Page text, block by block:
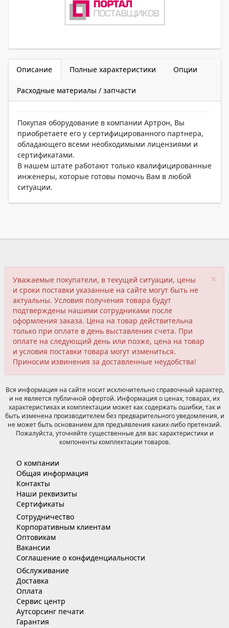
Описание Полные характеристики Опции
Расходные материалы / запчасти
Покупая оборудование в компании Артрон, Вы
приобретаете его у сертифицированного партнера,
обладающего всеми необходимыми лицензиями и
сертификатами.
В нашем штате работают только квалифицированные
инженеры, которые готовы помочь Вам в любой
ситуации.
×
Уважаемые покупатели, в текущей ситуации, цены
и сроки поставки указанные на сайте могут быть не
актуальны. Условия получения товара будут
подтверждены нашими сотрудниками после
оформления заказа. Цена на товар действительна
только при оплате в день выставления счета. При
оплате на следующий день или позже, цена на товар
и условия поставки товара могут измениться.
Приносим извинения за доставленные неудобства!
Вся информация на сайте носит исключительно справочный характер,
и не является публичной офертой. Информация о ценах, товарах, их
характеристиках и комплектации может как содержать ошибки, так и
быть изменена производителем без предварительного уведомления, и
не может быть основанием для предъявления каких-либо претензий.
Пожалуйста, уточняйте существенные для вас характеристики и
компоненты комплектации товаров.
О компании
Общая информация
Контакты
Наши реквизиты
Сертификаты
Сотрудничество
Корпоративным клиентам
Оптовикам
Вакансии
Соглашение о конфиденциальности
Обслуживание
Доставка
Оплата
Сервис центр
Аутсорсинг печати
Гарантия